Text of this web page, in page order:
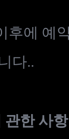
후에 예
다..
관한 사항